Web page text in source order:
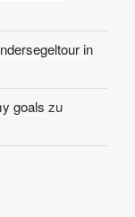
in
goals zu